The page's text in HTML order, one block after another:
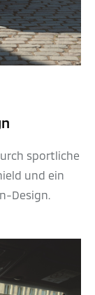
sportliche
und ein
Design.